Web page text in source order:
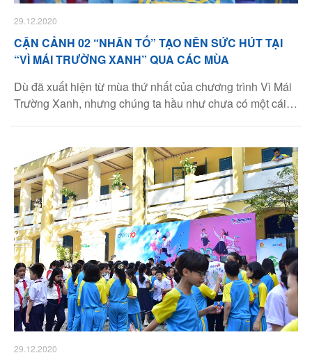
29.12.2020
CẬN CẢNH 02 “NHÂN TỐ” TẠO NÊN SỨC HÚT TẠI
“VÌ MÁI TRƯỜNG XANH” QUA CÁC MÙA
Dù đã xuất hiện từ mùa thứ nhất của chương trình Vì Mái
Trường Xanh, nhưng chúng ta hầu như chưa có một cái
nhi cách phân loại rác thải tại nguồn.
29.12.2020